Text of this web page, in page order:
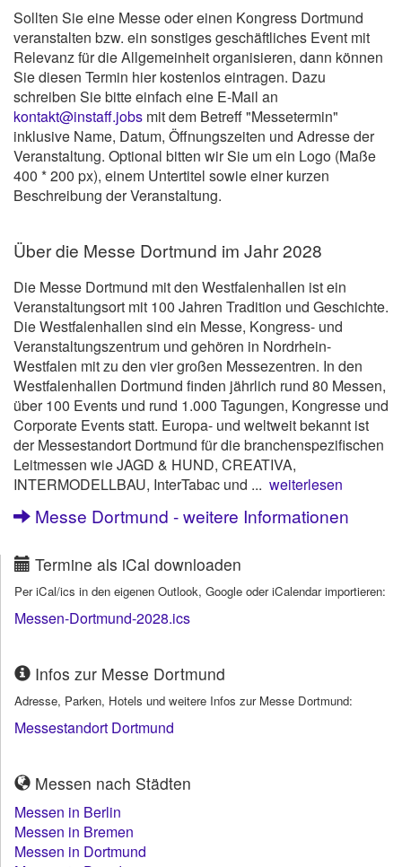
Sollten Sie eine Messe oder einen Kongress Dortmund
veranstalten bzw. ein sonstiges geschäftliches Event mit
Relevanz für die Allgemeinheit organisieren, dann können
Sie diesen Termin hier kostenlos eintragen. Dazu
schreiben Sie bitte einfach eine E-Mail an
kontakt@instaff.jobs mit dem Betreff "Messetermin"
inklusive Name, Datum, Öffnungszeiten und Adresse der
Veranstaltung. Optional bitten wir Sie um ein Logo (Maße
400 * 200 px), einem Untertitel sowie einer kurzen
Beschreibung der Veranstaltung.
Über die Messe Dortmund im Jahr 2028
Die Messe Dortmund mit den Westfalenhallen ist ein
Veranstaltungsort mit 100 Jahren Tradition und Geschichte.
Die Westfalenhallen sind ein Messe, Kongress- und
Veranstaltungszentrum und gehören in Nordrhein-
Westfalen mit zu den vier großen Messezentren. In den
Westfalenhallen Dortmund finden jährlich rund 80 Messen,
über 100 Events und rund 1.000 Tagungen, Kongresse und
Corporate Events statt. Europa- und weltweit bekannt ist
der Messestandort Dortmund für die branchenspezifischen
Leitmessen wie JAGD & HUND, CREATIVA,
INTERMODELLBAU, InterTabac und ... weiterlesen
Messe Dortmund - weitere Informationen
Termine als iCal downloaden
Per iCal/ics in den eigenen Outlook, Google oder iCalendar importieren:
Messen-Dortmund-2028.ics
Infos zur Messe Dortmund
Adresse, Parken, Hotels und weitere Infos zur Messe Dortmund:
Messestandort Dortmund
Messen nach Städten
Messen in Berlin
Messen in Bremen
Messen in Dortmund